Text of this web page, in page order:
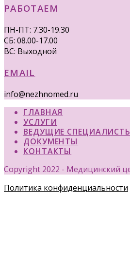
РАБОТАЕМ
ПН-ПТ: 7.30-19.30
СБ: 08.00-17.00
ВС: Выходной
EMAIL
info@nezhnomed.ru
ГЛАВНАЯ
УСЛУГИ
ВЕДУЩИЕ
ДОКУМЕНТЫ
КОНТАКТЫ
Copyright 2022 - Медицинский
Политика конфиденциальности